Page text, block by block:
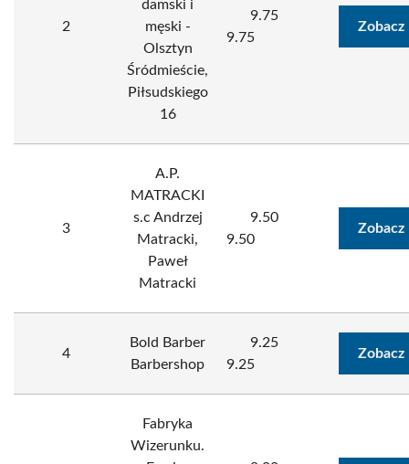
2
damski i
męski -
Olsztyn
Śródmieście,
Piłsudskiego
16
9.75
9.75
Zobacz
3
A.P.
MATRACKI
s.c Andrzej
Matracki,
Paweł
Matracki
9.50
9.50
Zobacz
4
Bold Barber
Barbershop
9.25
9.25
Zobacz
Fabryka
Wizerunku.